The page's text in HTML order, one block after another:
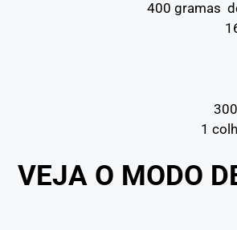
400 gramas
1
VEJA O MODO